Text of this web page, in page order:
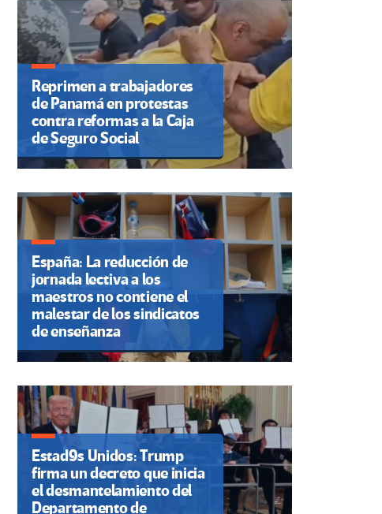
Reprimen a trabajadores
de Panamá en protestas
contra reformas a la Caja
de Seguro Social
España: La reducción de
jornada lectiva a los
maestros no contiene el
malestar de los sindicatos
de enseñanza
Estad9s Unidos: Trump
firma un decreto que inicia
el desmantelamiento del
Departamento de